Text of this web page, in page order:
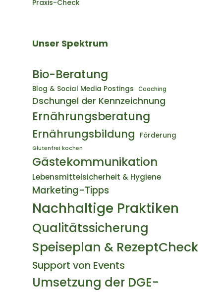
Praxis-Check
Unser Spektrum
Bio-Beratung
Blog & Social Media Postings Coaching
Dschungel der Kennzeichnung
Ernährungsberatung
Ernährungsbildung Förderung
Glutenfrei kochen
Gästekommunikation
Lebensmittelsicherheit & Hygiene
Marketing-Tipps
Nachhaltige Praktiken
Qualitätssicherung
Speiseplan & RezeptCheck
Support von Events
Umsetzung der DGE-